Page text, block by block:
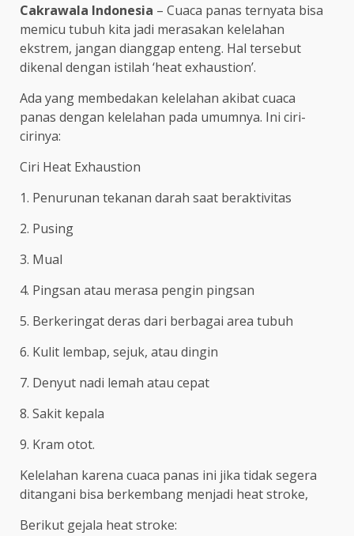
Cakrawala Indonesia – Cuaca panas ternyata bisa
memicu tubuh kita jadi merasakan kelelahan
ekstrem, jangan dianggap enteng. Hal tersebut
dikenal dengan istilah ‘heat exhaustion’.
Ada yang membedakan kelelahan akibat cuaca
panas dengan kelelahan pada umumnya. Ini ciri-
cirinya:
Ciri Heat Exhaustion
1. Penurunan tekanan darah saat beraktivitas
2. Pusing
3. Mual
4. Pingsan atau merasa pengin pingsan
5. Berkeringat deras dari berbagai area tubuh
6. Kulit lembap, sejuk, atau dingin
7. Denyut nadi lemah atau cepat
8. Sakit kepala
9. Kram otot.
Kelelahan karena cuaca panas ini jika tidak segera
ditangani bisa berkembang menjadi heat stroke,
Berikut gejala heat stroke: